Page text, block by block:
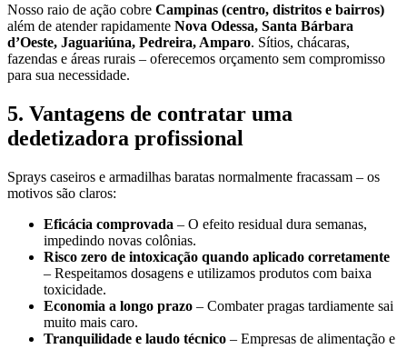
Nosso raio de ação cobre Campinas (centro, distritos e bairros)
além de atender rapidamente Nova Odessa, Santa Bárbara
d’Oeste, Jaguariúna, Pedreira, Amparo. Sítios, chácaras,
fazendas e áreas rurais – oferecemos orçamento sem compromisso
para sua necessidade.
5. Vantagens de contratar uma
dedetizadora profissional
Sprays caseiros e armadilhas baratas normalmente fracassam – os
motivos são claros:
Eficácia comprovada – O efeito residual dura semanas,
impedindo novas colônias.
Risco zero de intoxicação quando aplicado corretamente
– Respeitamos dosagens e utilizamos produtos com baixa
toxicidade.
Economia a longo prazo – Combater pragas tardiamente sai
muito mais caro.
Tranquilidade e laudo técnico – Empresas de alimentação e